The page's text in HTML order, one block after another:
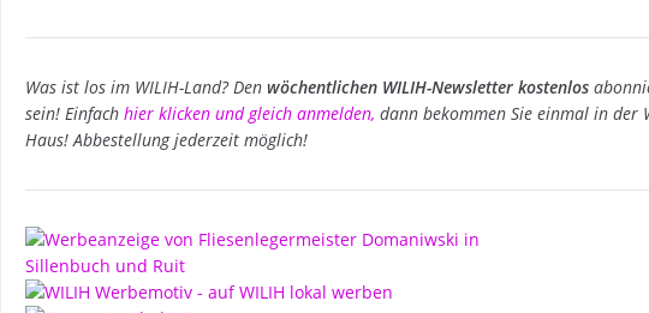
Was ist los im WILIH-Land? Denwöchentlichen WILIH-Newsletter kostenlos
sein! Einfachhier klicken und gleich anmelden, dann bekommen Sie einmal in der
Haus! Abbestellung jederzeit möglich!